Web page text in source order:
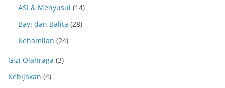
ASI & Menyusui (14)
Bayi dan Balita (28)
Kehamilan (24)
Gizi Olahraga (3)
Kebijakan (4)